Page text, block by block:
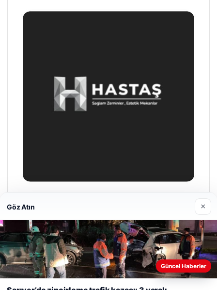
Enes Kaplan Avukatlık Bürosu
Web sitemizi nasıl kullandığınızı daha iyi anlayabilmek,
deneyiminizi kişiselleştirmek ve geliştirmek amacıyla çerezler
Göz Atın ×
Güncel Haberler